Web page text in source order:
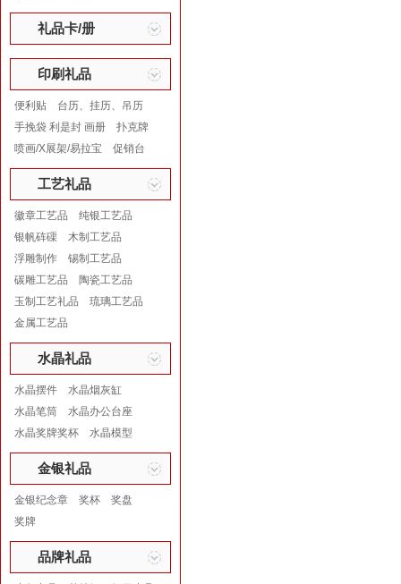
礼品卡/册
印刷礼品
便利贴
台历、挂历、吊历
手挽袋 利是封 画册
扑克牌
喷画/X展架/易拉宝
促销台
工艺礼品
徽章工艺品
纯银工艺品
银帆砗磲
木制工艺品
浮雕制作
锡制工艺品
碳雕工艺品
陶瓷工艺品
玉制工艺礼品
琉璃工艺品
金属工艺品
水晶礼品
水晶摆件
水晶烟灰缸
水晶笔筒
水晶办公台座
水晶奖牌奖杯
水晶模型
金银礼品
金银纪念章 奖杯
奖盘
奖牌
品牌礼品